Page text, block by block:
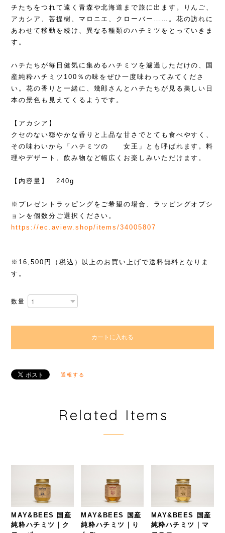
チたちをつれて遠く青森や北海道まで旅に出ます。りんご、
アカシア、菩提樹、マロニエ、クローバー……。花の訪れに
あわせて移動を続け、異なる種類のハチミツをとっていきま
す。
ハチたちが毎日健気に集めるハチミツを濾過しただけの、国
産純粋ハチミツ100％の味をぜひ一度味わってみてくださ
い。花の香りと一緒に、幾郎さんとハチたちが見る美しい日
本の景色も見えてくるようです。
【アカシア】
クセのない穏やかな香りと上品な甘さでとても食べやすく、
その味わいから「ハチミツの 女王」とも呼ばれます。料
理やデザート、飲み物など幅広くお楽しみいただけます。
【内容量】 240g
※プレゼントラッピングをご希望の場合、ラッピングオプシ
ョンを個数分ご選択ください。
https://ec.aview.shop/items/34005807
※16,500円（税込）以上のお買い上げで送料無料となりま
す。
数量
カートに入れる
通報する
Related Items
MAY&BEES 国産
純粋ハチミツ｜ク
MAY&BEES 国産
純粋ハチミツ｜り
MAY&BEES 国産
純粋ハチミツ｜マ